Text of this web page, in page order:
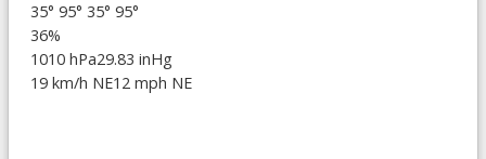
35° 95° 35° 95°
36%
1010 hPa29.83 inHg
19 km/h NE12 mph NE